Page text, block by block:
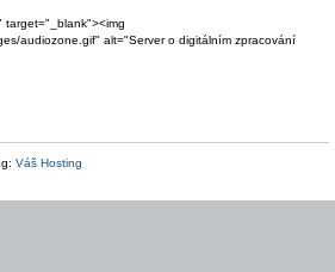
target="_blank"><img
audiozone.gif" alt="Server o digitálním zpracování
Váš Hosting